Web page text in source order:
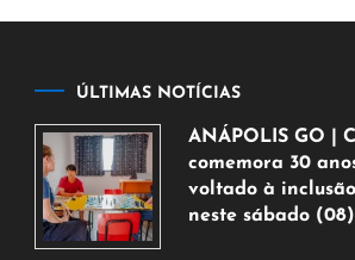
ÚLTIMAS NOTÍCIAS
ANÁPOLIS GO |
comemora 30
voltado à
neste sábado (08)